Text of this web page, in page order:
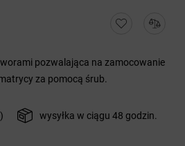
pozwalająca na zamocowanie
za pomocą śrub.
wysyłka w ciągu 48 godzin.